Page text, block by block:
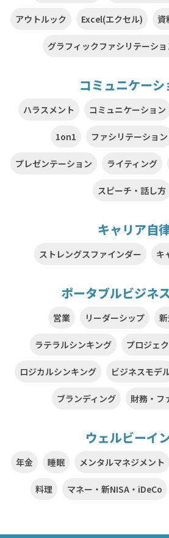
アウトルック Excel(エクセル) 資
グラフィックファシリテーショ
コミュニケーシ
ハラスメント コミュニケーション
1on1 ファシリテーション
プレゼンテーション ライティング
スピーチ・話し方
キャリア自
ストレングスファインダー キ
ポータブルビジネ
営業 リーダーシップ
ラテラルシンキング プロジェ
ロジカルシンキング ビジネスモデ
ブランディング 財務・フ
ウェルビーイ
年金 睡眠 メンタルマネジメント
料理 マネー・新NISA・iDeCo